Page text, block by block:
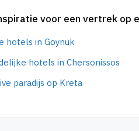
voor een vertrek op
hotels in Goynuk
hotels in Chersonissos
paradijs op Kreta